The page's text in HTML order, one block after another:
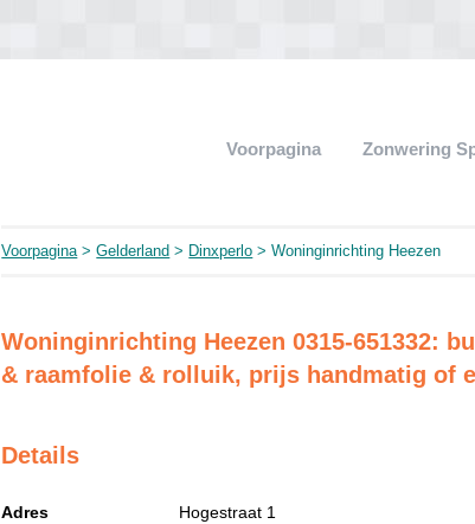
Voorpagina Zonwering
Voorpagina>Gelderland > Dinxperlo > Woninginrichting Heezen
Woninginrichting Heezen 0315-651332:
& raamfolie & rolluik, prijs handmatig of
Details
Adres
Hogestraat 1